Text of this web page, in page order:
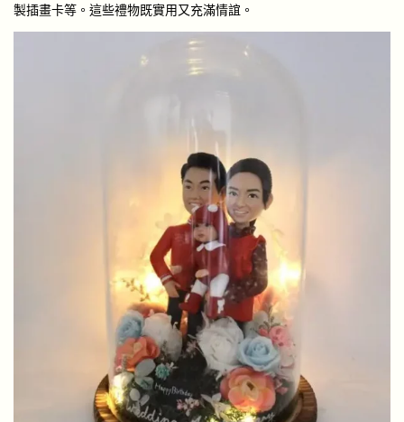
製插畫卡等。這些禮物既實用又充滿情誼。